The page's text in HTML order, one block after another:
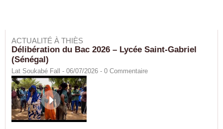
ACTUALITÉ À THIÈS
Délibération du Bac 2026 – Lycée Saint-Gabriel
(Sénégal)
Lat Soukabé Fall - 06/07/2026 - 0 Commentaire